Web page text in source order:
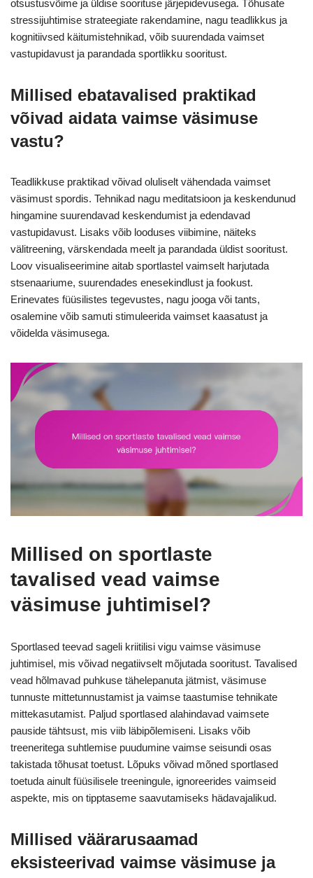
otsustusvõime ja üldise soorituse järjepidevusega. Tõhusate
stressijuhtimise strateegiate rakendamine, nagu teadlikkus ja
kognitiivsed käitumistehnikad, võib suurendada vaimset
vastupidavust ja parandada sportlikku sooritust.
Millised ebatavalised praktikad
võivad aidata vaimse väsimuse
vastu?
Teadlikkuse praktikad võivad oluliselt vähendada vaimset
väsimust spordis. Tehnikad nagu meditatsioon ja keskendunud
hingamine suurendavad keskendumist ja edendavad
vastupidavust. Lisaks võib looduses viibimine, näiteks
välitreening, värskendada meelt ja parandada üldist sooritust.
Loov visualiseerimine aitab sportlastel vaimselt harjutada
stsenaariume, suurendades enesekindlust ja fookust.
Erinevates füüsilistes tegevustes, nagu jooga või tants,
osalemine võib samuti stimuleerida vaimset kaasatust ja
võidelda väsimusega.
Millised on sportlaste
tavalised vead vaimse
väsimuse juhtimisel?
Sportlased teevad sageli kriitilisi vigu vaimse väsimuse
juhtimisel, mis võivad negatiivselt mõjutada sooritust. Tavalised
vead hõlmavad puhkuse tähelepanuta jätmist, väsimuse
tunnuste mittetunnustamist ja vaimse taastumise tehnikate
mittekasutamist. Paljud sportlased alahindavad vaimsete
pauside tähtsust, mis viib läbipõlemiseni. Lisaks võib
treeneritega suhtlemise puudumine vaimse seisundi osas
takistada tõhusat toetust. Lõpuks võivad mõned sportlased
toetuda ainult füüsilisele treeningule, ignoreerides vaimseid
aspekte, mis on tipptaseme saavutamiseks hädavajalikud.
Millised väärarusaamad
eksisteerivad vaimse väsimuse ja